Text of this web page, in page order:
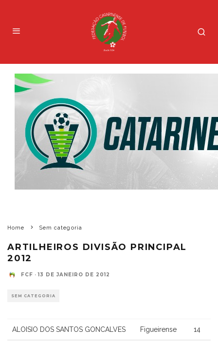
Home Sem categoria
ARTILHEIROS DIVISÃO PRINCIPAL
2012
FCF · 13 DE JANEIRO DE 2012
SEM CATEGORIA
ALOISIO DOS SANTOS GONCALVES Figueirense 14